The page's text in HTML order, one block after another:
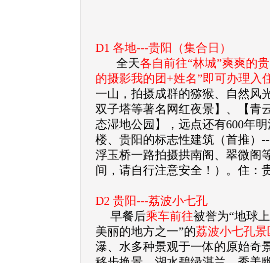
D1 各地---贵阳（集合日）
全天各自前往“林城”爽爽的
的摄影我的团+姓名”即可办理入
一山，拍摄成群的猕猴、自然风
双子塔等著名网红夜景】、【青
态湿地公园】，远点还有600年
楼、贵阳的标志性建筑（首推）
浮玉桥一路拍摄拱南阁、翠微阁
间，请自行注意安全！）。住：
D2 贵阳---荔波小七孔
早餐后乘车前往被誉为“地球
美丽的地方之一”的荔波小七孔景
瀑、水多种景观于一体的原始奇